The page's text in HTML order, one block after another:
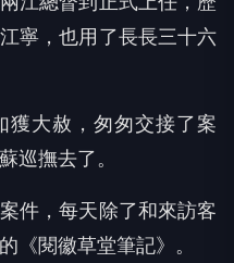
寧，也用了長長三十六
獲大赦，匆匆交接了案
巡撫去了。
件，每天除了和來訪客
《閱徽草堂筆記》。